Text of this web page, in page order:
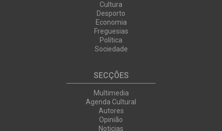
Cultura
Desporto
Economia
Freguesias
Política
Sociedade
SECÇÕES
Multimedia
Agenda Cultural
Autores
Opinião
Noticias